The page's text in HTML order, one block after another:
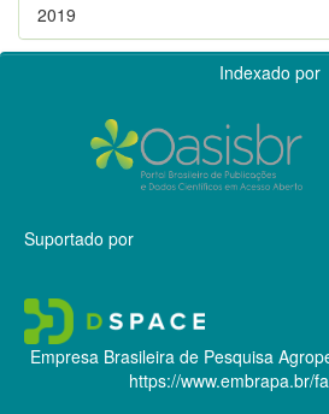
2019
Indexado por
Suportado por
Empresa Brasileira de Pesquisa
https://www.embrapa.br/